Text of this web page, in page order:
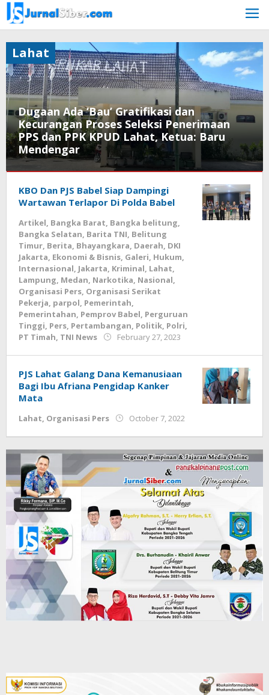
Skip
to
content
Dugaan Ada ‘Bau’ Gratifikasi dan
Kecurangan Proses Seleksi Penerimaan
PPS dan PPK KPUD Lahat, Ketua: Baru
Mendengar
2023
Jurnalsiber
Lahat
KBO Dan PJS Babel Siap Dampingi
Wartawan Terlapor Di Polda Babel
Artikel, Bangka Barat, Bangka belitung,
Bangka Selatan, Barita TNI, Belitung
Timur, Berita, Bhayangkara, Daerah, DKI
Jakarta, Ekonomi & Bisnis, Galeri, Hukum,
Internasional, Jakarta, Kriminal, Lahat,
Lampung, Medan, Narkotika, Nasional,
Organisasi Pers, Organisasi Serikat
Pekerja, parpol, Pemerintah,
Pemerintahan, Pemprov Babel, Perguruan
Tinggi, Pers, Pertambangan, Politik, Polri,
PT Timah, TNI News February 27, 2023
PJS Lahat Galang Dana Kemanusiaan
Bagi Ibu Afriana Pengidap Kanker
Mata
Lahat, Organisasi Pers October 7, 2022